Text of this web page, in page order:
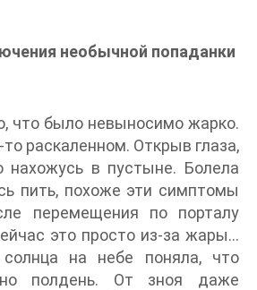
необычной попаданки
что было невыносимо жарко.
раскаленном. Открыв глаза,
нахожусь в пустыне. Болела
пить, похоже эти симптомы
перемещения по порталу
это просто из-за жары…
на небе поняла, что
полдень. От зноя даже